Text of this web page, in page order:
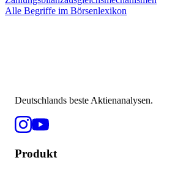
Alle Begriffe im Börsenlexikon
Deutschlands beste Aktienanalysen.
Produkt